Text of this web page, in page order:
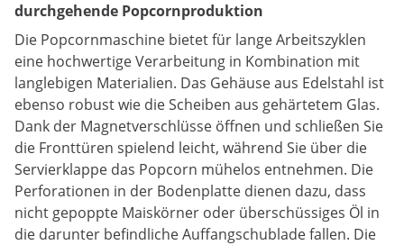
durchgehende Popcornproduktion
Die Popcornmaschine bietet für lange Arbeitszyklen
eine hochwertige Verarbeitung in Kombination mit
langlebigen Materialien. Das Gehäuse aus Edelstahl ist
ebenso robust wie die Scheiben aus gehärtetem Glas.
Dank der Magnetverschlüsse öffnen und schließen Sie
die Fronttüren spielend leicht, während Sie über die
Servierklappe das Popcorn mühelos entnehmen. Die
Perforationen in der Bodenplatte dienen dazu, dass
nicht gepoppte Maiskörner oder überschüssiges Öl in
die darunter befindliche Auffangschublade fallen. Die